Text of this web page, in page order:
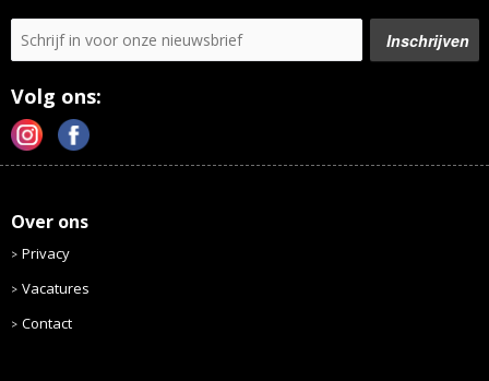
Volg ons:
Over ons
Privacy
Vacatures
Contact